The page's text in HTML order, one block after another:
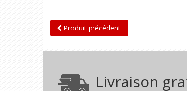
Produit précédent.
Livraison